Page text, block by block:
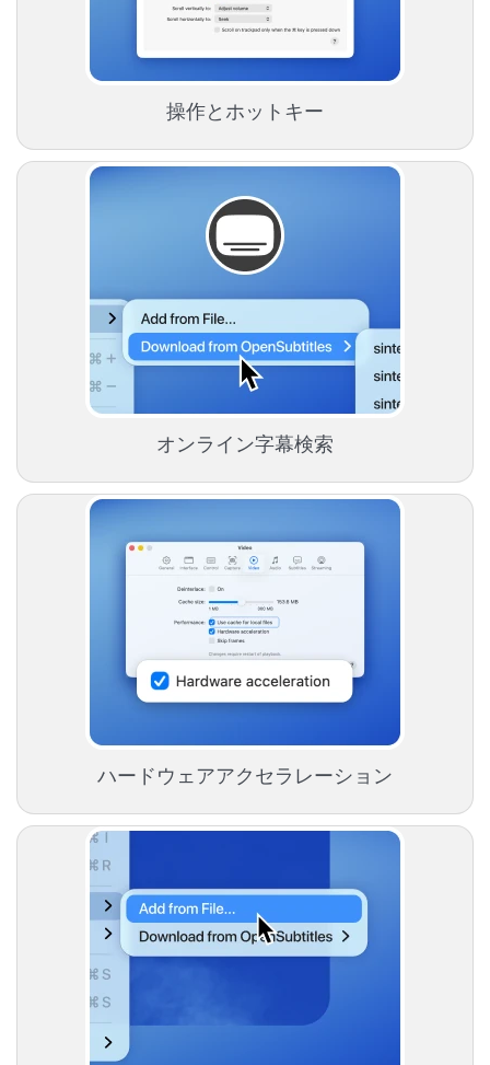
操作とホットキー
オンライン字幕検索
ハードウェアアクセラレーション